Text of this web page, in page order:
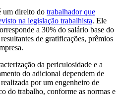
um direito do trabalhador que
na legislação trabalhista. Ele
a 30% do salário base do
de gratificações, prêmios
da periculosidade e a
do adicional dependem de
por um engenheiro de
do trabalho, conforme as normas e